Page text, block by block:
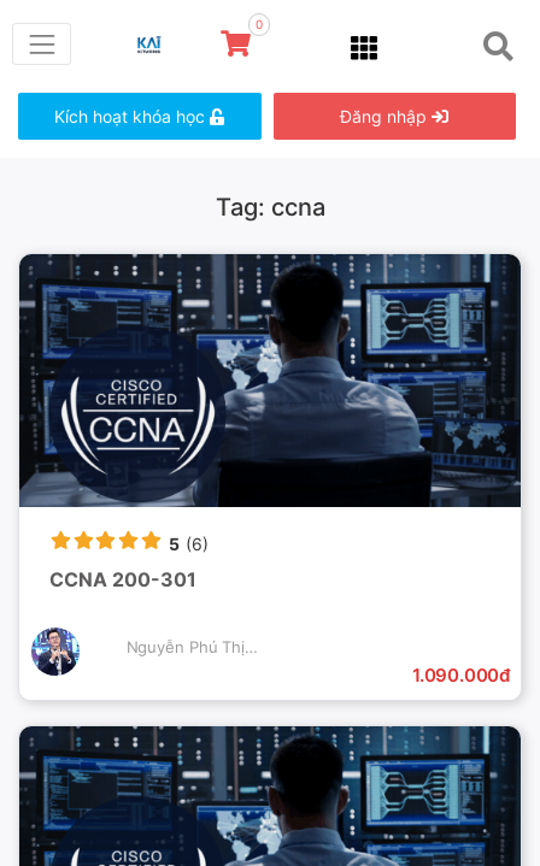
0
Kích hoạt khóa học Đăng nhập
Tag: ccna
5 (6)
CCNA 200-301
Nguyễn Phú Thịnh
1.090.000đ